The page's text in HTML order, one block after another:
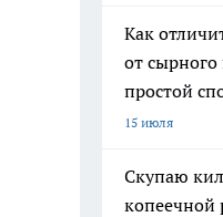
Как
от
простой
15 июля
Скупаю
копеечной